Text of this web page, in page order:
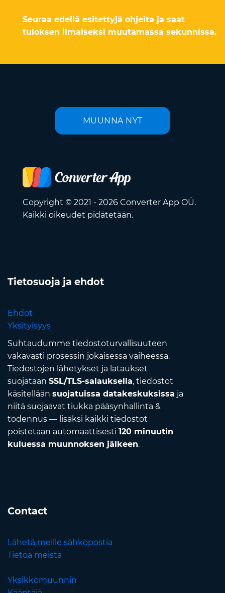
Seuraa edellä esitettyjä ohjeita ja saat
tuloksen ilmaiseksi muutamassa sekunnissa.
MUUNNA NYT
Copyright © 2021 - 2026 Converter App OÜ.
Kaikki oikeudet pidätetään.
Tietosuoja ja ehdot
Ehdot
Yksityisyys
Suhtaudumme tiedostoturvallisuuteen
vakavasti prosessin jokaisessa vaiheessa.
Tiedostojen lähetykset ja lataukset
suojataan SSL/TLS-salauksella, tiedostot
käsitellään suojatuissa datakeskuksissa ja
niitä suojaavat tiukka pääsynhallinta &
todennus — lisäksi kaikki tiedostot
poistetaan automaattisesti 120 minuutin
kuluessa muunnoksen jälkeen.
Contact
Lähetä meille sähköpostia
Tietoa meistä
Yksikkömuunnin